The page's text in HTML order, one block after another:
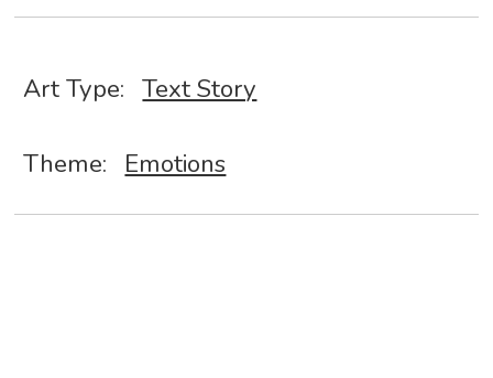
Art Type: Text Story
Theme: Emotions